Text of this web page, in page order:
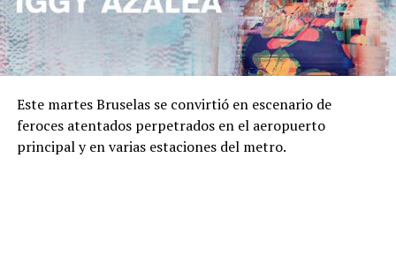
Este martes Bruselas se convirtió en escenario de
feroces atentados perpetrados en el aeropuerto
principal y en varias estaciones del metro.